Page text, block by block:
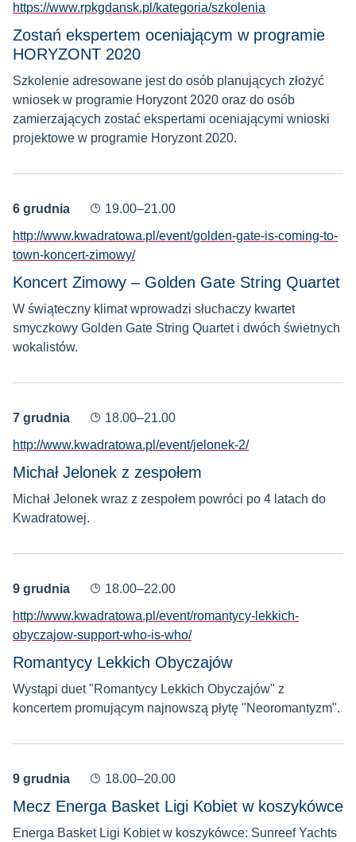
https://www.rpkgdansk.pl/kategoria/szkolenia
Zostań ekspertem oceniającym w programie
HORYZONT 2020
Szkolenie adresowane jest do osób planujących złożyć
wniosek w programie Horyzont 2020 oraz do osób
zamierzających zostać ekspertami oceniającymi wnioski
projektowe w programie Horyzont 2020.
6 grudnia
19.00–21.00
http://www.kwadratowa.pl/event/golden-gate-is-coming-to-
town-koncert-zimowy/
Koncert Zimowy – Golden Gate String Quartet
W świąteczny klimat wprowadzi słuchaczy kwartet
smyczkowy Golden Gate String Quartet i dwóch świetnych
wokalistów.
7 grudnia
18.00–21.00
http://www.kwadratowa.pl/event/jelonek-2/
Michał Jelonek z zespołem
Michał Jelonek wraz z zespołem powróci po 4 latach do
Kwadratowej.
9 grudnia
18.00–22.00
http://www.kwadratowa.pl/event/romantycy-lekkich-
obyczajow-support-who-is-who/
Romantycy Lekkich Obyczajów
Wystąpi duet "Romantycy Lekkich Obyczajów" z
koncertem promującym najnowszą płytę "Neoromantyzm".
9 grudnia 18.00–20.00
Mecz Energa Basket Ligi Kobiet w koszykówce
Energa Basket Ligi Kobiet w koszykówce: Sunreef Yachts